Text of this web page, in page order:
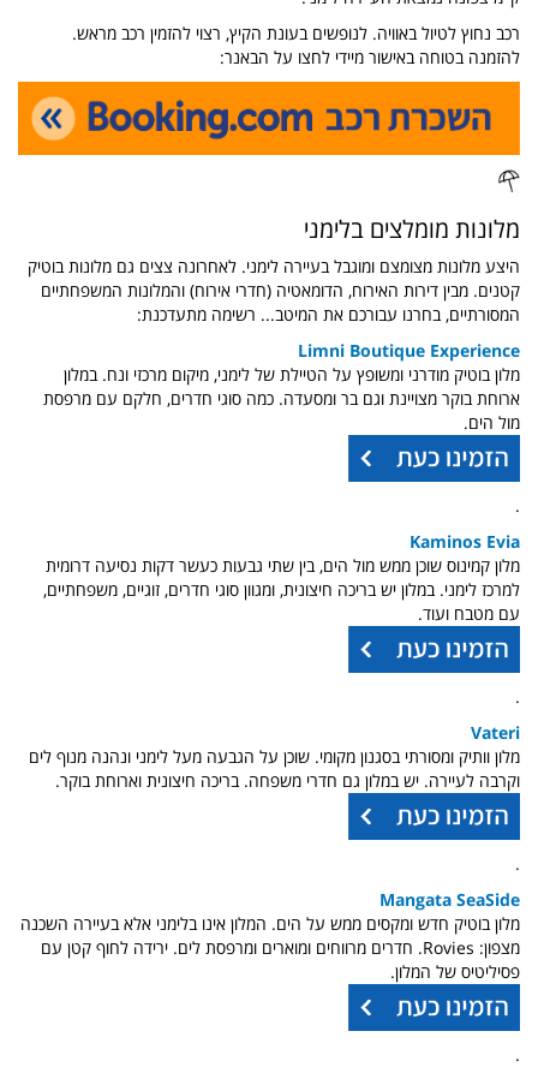
רכב נחוץ לטיול באוויה. לנופשים בעונת הקיץ, רצוי להזמין רכב מראש.
להזמנה בטוחה באישור מיידי לחצו על הבאנר:
מלונות מומלצים בלימני
היצע מלונות מצומצם ומוגבל בעיירה לימני. לאחרונה צצים גם מלונות בוטיק
קטנים. מבין דירות האירוח, הדומאטיה (חדרי אירוח) והמלונות המשפחתיים
המסורתיים, בחרנו עבורכם את המיטב... רשימה מתעדכנת:
Limni Boutique Experience
מלון בוטיק מודרני ומשופץ על הטיילת של לימני, מיקום מרכזי ונח. במלון
ארוחת בוקר מצויינת וגם בר ומסעדה. כמה סוגי חדרים, חלקם עם מרפסת
מול הים.
.
Kaminos Evia
מלון קמינוס שוכן ממש מול הים, בין שתי גבעות כעשר דקות נסיעה דרומית
למרכז לימני. במלון יש בריכה חיצונית, ומגוון סוגי חדרים, זוגיים, משפחתיים,
עם מטבח ועוד.
.
Vateri
מלון וותיק ומסורתי בסגנון מקומי. שוכן על הגבעה מעל לימני ונהנה מנוף לים
וקרבה לעיירה. יש במלון גם חדרי משפחה. בריכה חיצונית וארוחת בוקר.
.
Mangata SeaSide
מלון בוטיק חדש ומקסים ממש על הים. המלון אינו בלימני אלא בעיירה השכנה
מצפון: Rovies. חדרים מרווחים ומוארים ומרפסת לים. ירידה לחוף קטן עם
פסיליטיס של המלון.
.